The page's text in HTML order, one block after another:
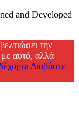
and Developed
την
με αυτό, αλλά
Διαβάστε